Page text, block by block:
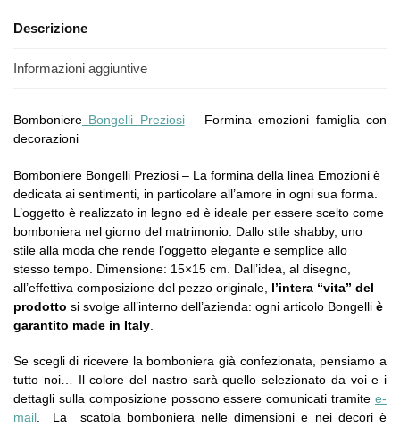
Descrizione
Informazioni aggiuntive
Bomboniere Bongelli Preziosi– Formina emozioni famiglia con
decorazioni
Bomboniere Bongelli Preziosi – La formina della linea Emozioni è
dedicata ai sentimenti, in particolare all’amore in ogni sua forma.
L’oggetto è realizzato in legno ed è ideale per essere scelto come
bomboniera nel giorno del matrimonio. Dallo stile shabby, uno
stile alla moda che rende l’oggetto elegante e semplice allo
stesso tempo. Dimensione: 15×15 cm. Dall’idea, al disegno,
all’effettiva composizione del pezzo originale, l’intera “vita” del
prodotto si svolge all’interno dell’azienda: ogni articolo Bongelli è
garantito made in Italy
Se scegli di ricevere la bomboniera già confezionata, pensiamo a
tutto noi… Il colore del nastro sarà quello selezionato da voi e i
dettagli sulla composizione possono essere comunicati tramite e-
mail . La scatola bomboniera nelle dimensioni e nei decori è